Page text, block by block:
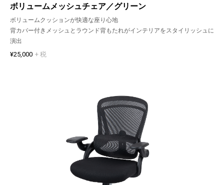
ボリュームメッシュチェア／グリーン
ボリュームクッションが快適な座り心地
背カバー付きメッシュとラウンド背もたれがインテリアをスタイリッシュに
演出
¥25,000 + 税